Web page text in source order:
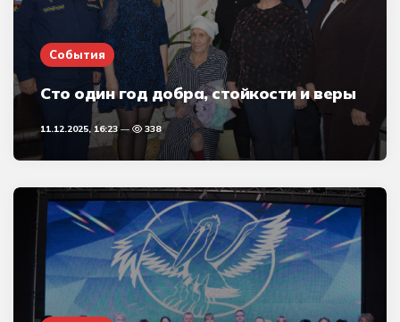
События
Сто один год добра, стойкости и веры
11.12.2025, 16:23 338